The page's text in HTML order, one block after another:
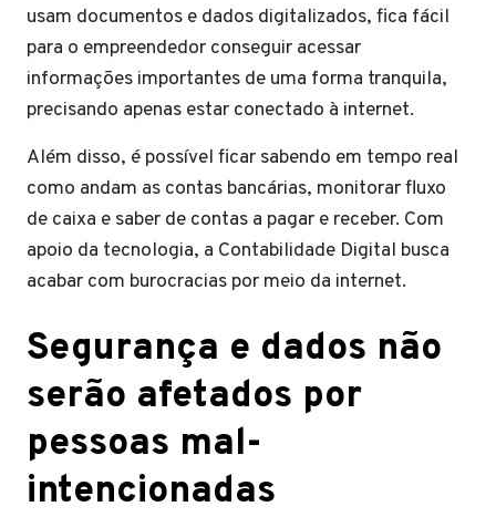
usam documentos e dados digitalizados, fica fácil
para o empreendedor conseguir acessar
informações importantes de uma forma tranquila,
precisando apenas estar conectado à internet.
Além disso, é possível ficar sabendo em tempo real
como andam as contas bancárias, monitorar fluxo
de caixa e saber de contas a pagar e receber. Com
apoio da tecnologia, a Contabilidade Digital busca
acabar com burocracias por meio da internet.
Segurança e dados não
serão afetados por
pessoas mal-
intencionadas